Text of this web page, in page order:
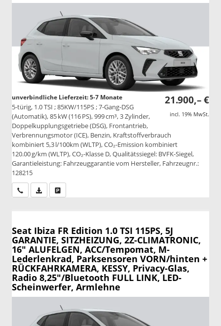
21.900,– €
incl. 19% MwSt.
unverbindliche Lieferzeit: 5-7 Monate
5-türig, 1.0 TSI ; 85KW/115PS ; 7-Gang-DSG
(Automatik), 85 kW (116 PS), 999 cm³, 3 Zylinder,
Doppelkupplungsgetriebe (DSG), Frontantrieb,
Verbrennungsmotor (ICE), Benzin, Kraftstoffverbrauch
kombiniert 5,3 l/100km (WLTP), CO₂-Emission kombiniert
120.00 g/km (WLTP), CO₂-Klasse D, Qualitätssiegel: BVFK-Siegel,
Garantieleistung: Fahrzeuggarantie vom Hersteller, Fahrzeugnr.:
128215
Wir rufen Sie anPDF-Datei, Fahrzeugexposé drucken
Seat Ibiza FR Edition 1.0 TSI 115PS, 5J
GARANTIE, SITZHEIZUNG, 2Z-CLIMATRONIC,
16" ALUFELGEN, ACC/Tempomat, M-
Lederlenkrad, Parksensoren VORN/hinten +
RÜCKFAHRKAMERA, KESSY, Privacy-Glas,
Radio 8,25"/Bluetooth FULL LINK, LED-
Scheinwerfer, Armlehne